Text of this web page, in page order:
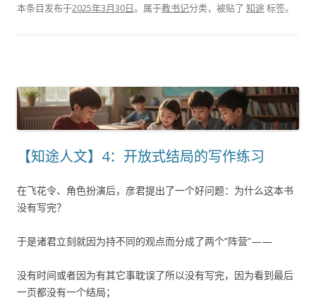
本条目发布于2025年3月30日。属于教书记分类，被贴了 知途标签。
【知途人文】4：开放式结局的写作练习
在飞花令、角色扮演后，彦君提出了一个好问题：为什么这本书
没有写完？
于是诸君立刻就因为持不同的观点而分成了两个“阵营”——
没有时间或者因为有其它事耽误了所以没有写完，因为看到最后
一页都没有一个结局；